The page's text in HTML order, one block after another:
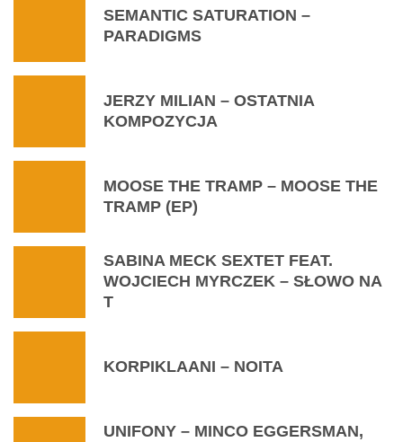
SEMANTIC SATURATION –
PARADIGMS
JERZY MILIAN – OSTATNIA
KOMPOZYCJA
MOOSE THE TRAMP – MOOSE THE
TRAMP (EP)
SABINA MECK SEXTET FEAT.
WOJCIECH MYRCZEK – SŁOWO NA
T
KORPIKLAANI – NOITA
UNIFONY – MINCO EGGERSMAN,